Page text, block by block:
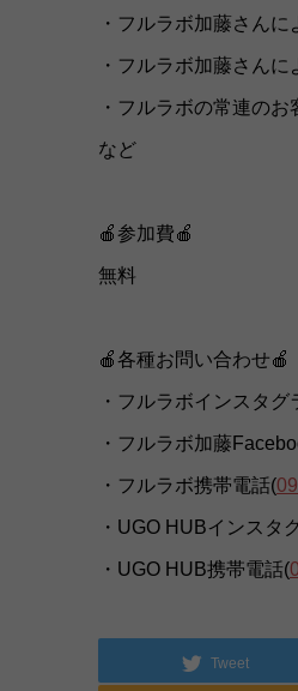
・フルラボ加藤さんに
・フルラボ加藤さん
・フルラボの常連の
など
🍎参加費🍎
無料
🍎各種お問い合わせ🍎
・フルラボインスタ
・フルラボ加藤
・フルラボ携帯電話(
・UGO HUBインスタ
・UGO HUB携帯電話(
Tweet